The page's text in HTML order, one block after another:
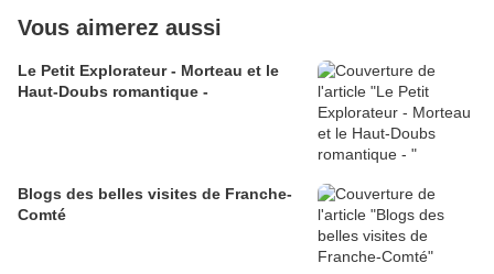
Vous aimerez aussi
Le Petit Explorateur - Morteau et le
Haut-Doubs romantique -
Blogs des belles visites de Franche-
Comté